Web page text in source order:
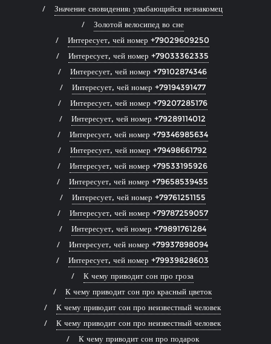
Значение сновидения: улыбающийся незнакомец
Золотой велосипед во сне
Интересует, чей номер +79029609250
Интересует, чей номер +79033362335
Интересует, чей номер +79102874346
Интересует, чей номер +79194391477
Интересует, чей номер +79207285176
Интересует, чей номер +79289114012
Интересует, чей номер +79346985634
Интересует, чей номер +79498661792
Интересует, чей номер +79533195926
Интересует, чей номер +79658539455
Интересует, чей номер +79761251155
Интересует, чей номер +79787259057
Интересует, чей номер +79891761284
Интересует, чей номер +79937898094
Интересует, чей номер +79939828603
К чему приводит сон про гроза
К чему приводит сон про красный цветок
К чему приводит сон про неизвестный человек
К чему приводит сон про неизвестный человек
К чему приводит сон про подарок